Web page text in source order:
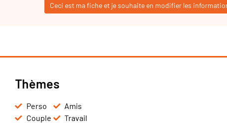
Ceci est ma fiche et je souhaite en modifier les
Thèmes
Perso
Couple
Amis
Travail